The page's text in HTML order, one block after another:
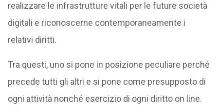
realizzare le infrastrutture vitali per le future società
digitali e riconoscerne contemporaneamente i
relativi diritti.
Tra questi, uno si pone in posizione peculiare perché
precede tutti gli altri e si pone come presupposto di
ogni attività nonché esercizio di ogni diritto on line.